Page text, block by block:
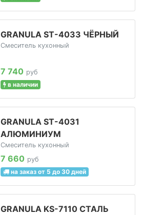
GRANULA ST-4033 ЧЁРНЫЙ
Смеситель кухонный
7 740 руб
в наличии
GRANULA ST-4031
АЛЮМИНИУМ
Смеситель кухонный
7 660 руб
на заказ от 5 до 30 дней
GRANULA KS-7110 СТАЛЬ